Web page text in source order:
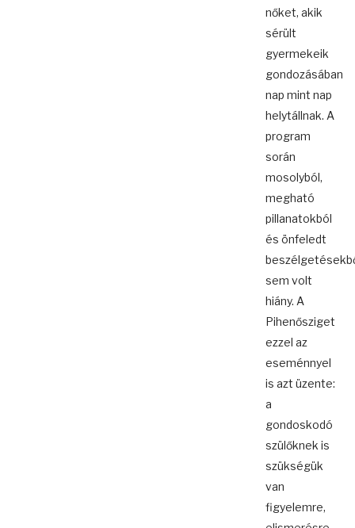
nőket, akik
sérült
gyermekeik
gondozásában
nap mint nap
helytállnak. A
program
során
mosolyból,
megható
pillanatokból
és önfeledt
sem volt
hiány. A
Pihenősziget
ezzel az
eseménnyel
is azt üzente:
a
gondoskodó
szülőknek is
szükségük
van
figyelemre,